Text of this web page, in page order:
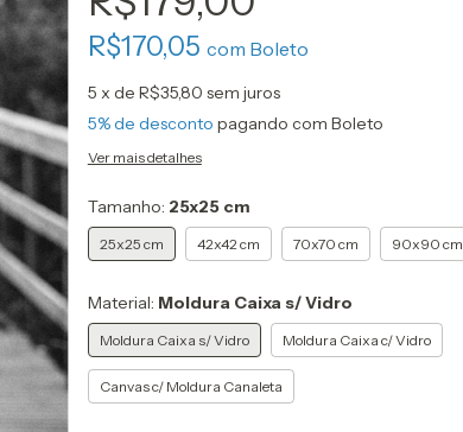
R$170,05 com Boleto
5 x de R$35,80 sem juros
5% de desconto pagando com Boleto
Ver mais detalhes
Tamanho: 25x25 cm
25x25 cm 42x42 cm 70x70 cm 90x90 cm
Material: Moldura Caixa s/ Vidro
Moldura Caixa s/ Vidro Moldura Caixa c/ Vidro
Canvas c/ Moldura Canaleta